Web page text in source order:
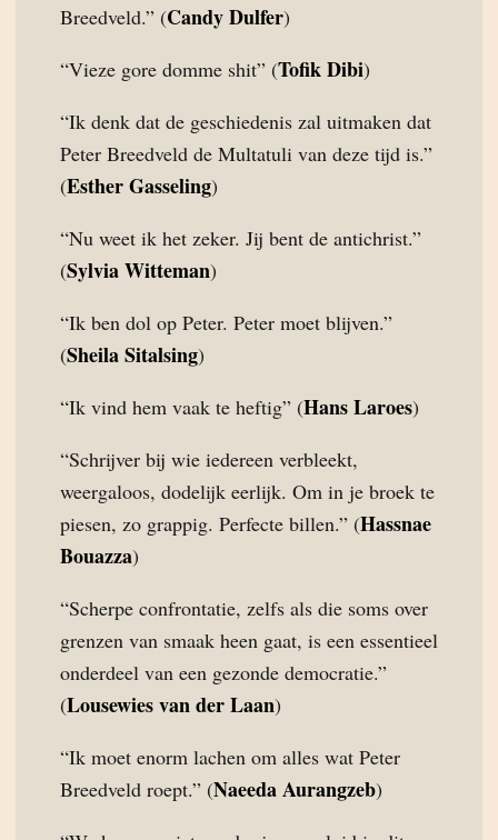
Breedveld.” (Candy Dulfer)
“Vieze gore domme shit” (Tofik Dibi)
“Ik denk dat de geschiedenis zal uitmaken dat
Peter Breedveld de Multatuli van deze tijd is.”
(Esther Gasseling)
“Nu weet ik het zeker. Jij bent de antichrist.”
(Sylvia Witteman)
“Ik ben dol op Peter. Peter moet blijven.”
(Sheila Sitalsing)
“Ik vind hem vaak te heftig” (Hans Laroes)
“Schrijver bij wie iedereen verbleekt,
weergaloos, dodelijk eerlijk. Om in je broek te
piesen, zo grappig. Perfecte billen.” (Hassnae
Bouazza)
“Scherpe confrontatie, zelfs als die soms over
grenzen van smaak heen gaat, is een essentieel
onderdeel van een gezonde democratie.”
(Lousewies van der Laan)
“Ik moet enorm lachen om alles wat Peter
Breedveld roept.” (Naeeda Aurangzeb)